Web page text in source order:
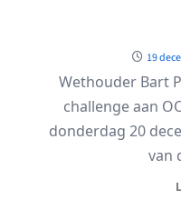
19
Wethouder Bart
challenge aan
donderdag 20
van